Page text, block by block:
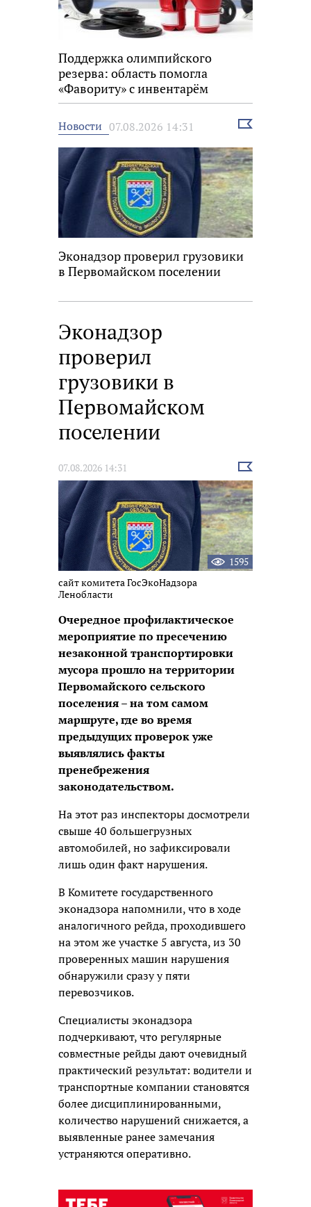
Поддержка олимпийского
резерва: область помогла
«Фавориту» с инвентарём
Новости 07.08.2026 14:31
Выбрать
Эконадзор проверил грузовики
в Первомайском поселении
Эконадзор
проверил
грузовики в
Первомайском
поселении
07.08.2026 14:31
Выбрать
новость
1595
сайт комитета ГосЭкоНадзора
Ленобласти
Очередное профилактическое
мероприятие по пресечению
незаконной транспортировки
мусора прошло на территории
Первомайского сельского
поселения – на том самом
маршруте, где во время
предыдущих проверок уже
выявлялись факты
пренебрежения
законодательством.
На этот раз инспекторы досмотрели
свыше 40 большегрузных
автомобилей, но зафиксировали
лишь один факт нарушения.
В Комитете государственного
эконадзора напомнили, что в ходе
аналогичного рейда, проходившего
на этом же участке 5 августа, из 30
проверенных машин нарушения
обнаружили сразу у пяти
перевозчиков.
Специалисты эконадзора
подчеркивают, что регулярные
совместные рейды дают очевидный
практический результат: водители и
транспортные компании становятся
более дисциплинированными,
количество нарушений снижается, а
выявленные ранее замечания
устраняются оперативно.